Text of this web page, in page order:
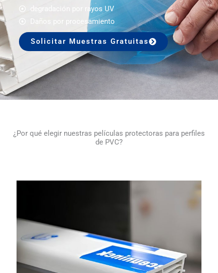
degradación por rayos UV
Daños por procesamiento
Solicitar Muestras Gratuitas
¿Por qué elegir nuestras películas protectoras para perfiles
de PVC?